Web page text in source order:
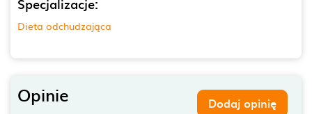
Dieta odchudzająca
Opinie Dodaj opinię